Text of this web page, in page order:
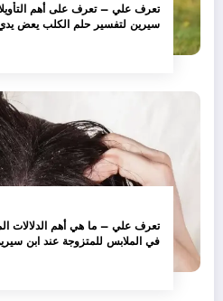
تعرف علي – تعرف على أهم
سيرين لتفسير حلم الكلب يعض
تعرف علي – ما هي أهم الدلالات
في الملابس للمتزوجة عند ابن